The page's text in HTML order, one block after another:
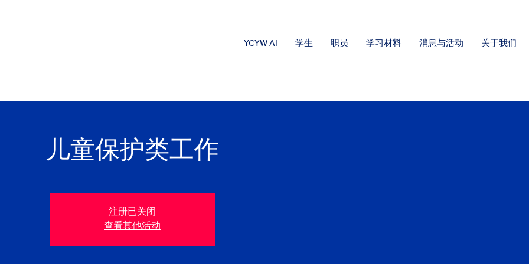
YCYW AI 学生 职员 学习材料 消息与活动 关于我们
儿童保护类工作
注册已关闭
查看其他活动